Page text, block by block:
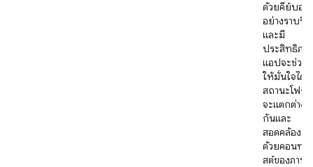
ด้วยคีย์บอร์
อย่างราบรื่น
และมี
ประสิทธิภา
แอปจะช่วย
ให้มั่นใจได้ว่
สถานะโฟกัส
จะแตกต่าง
กันและ
สอดคล้องกัน
ด้วยคอนทรา
สต์ของภาพที่